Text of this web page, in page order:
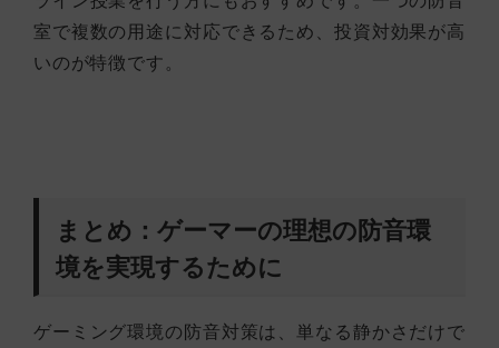
室で複数の用途に対応できるため、投資対効果が高
いのが特徴です。
まとめ：ゲーマーの理想の防音環
境を実現するために
ゲーミング環境の防音対策は、単なる静かさだけで